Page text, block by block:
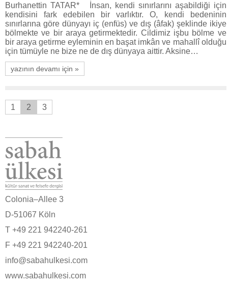
Burhanettin TATAR* İnsan, kendi sınırlarını aşabildiği için
kendisini fark edebilen bir varlıktır. O, kendi bedeninin
sınırlarına göre dünyayı iç (enfüs) ve dış (âfak) şeklinde ikiye
bölmekte ve bir araya getirmektedir. Cildimiz işbu bölme ve
bir araya getirme eyleminin en başat imkân ve mahallî olduğu
için tümüyle ne bize ne de dış dünyaya aittir. Aksine…
yazının devamı için »
1 2 3
Colonia–Allee 3
D-51067 Köln
T +49 221 942240-261
F +49 221 942240-201
info@sabahulkesi.com
www.sabahulkesi.com